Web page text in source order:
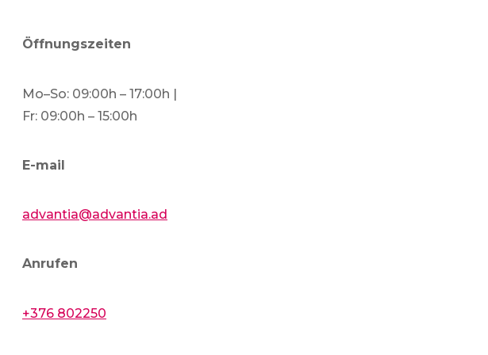
Öffnungszeiten
Mo–So: 09:00h – 17:00h |
Fr: 09:00h – 15:00h
E-mail
advantia@advantia.ad
Anrufen
+376 802250